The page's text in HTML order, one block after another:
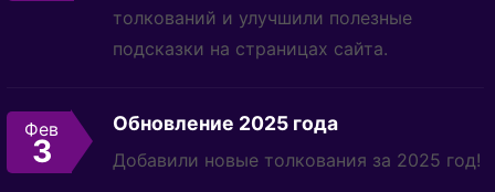
толкований и улучшили полезные
подсказки на страницах сайта.
Фев
3
Обновление 2025 года
Добавили новые толкования за 2025 год!